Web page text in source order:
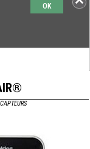
OK